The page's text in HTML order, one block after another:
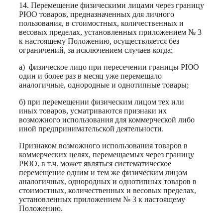
14. Перемещение физическими лицами через границу
РЮО товаров, предназначенных для личного
пользования, в стоимостных, количественных и
весовых пределах, установленных приложением № 3
к настоящему Положению, осуществляется без
ограничений, за исключением случаев когда:
а) физическое лицо при пересечении границы РЮО
один и более раз в месяц уже перемещало
аналогичные, однородные и однотипные товары;
б) при перемещении физическим лицом тех или
иных товаров, усматриваются признаки их
возможного использования для коммерческой либо
иной предпринимательской деятельности.
Признаком возможного использования товаров в
коммерческих целях, перемещаемых через границу
РЮО. в т.ч. может являться систематическое
перемещение одним и тем же физическим лицом
аналогичных, однородных и однотипных товаров в
стоимостных, количественных и весовых пределах,
установленных приложением № 3 к настоящему
Положению.